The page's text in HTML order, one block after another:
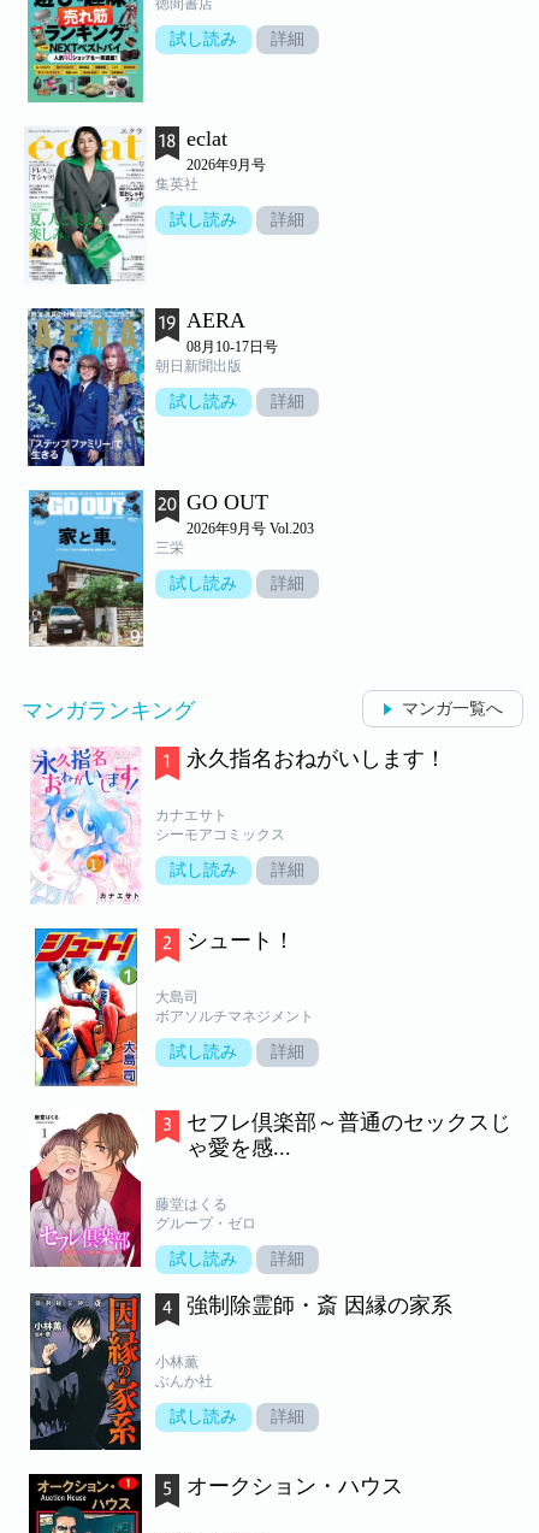
試し読み 詳細
eclat
2026年9月号
集英社
試し読み 詳細
AERA
08月10-17日号
朝日新聞出版
試し読み 詳細
GO OUT
2026年9月号 Vol.203
三栄
試し読み 詳細
マンガランキング マンガ一覧へ
永久指名おねがいします！
カナエサト
シーモアコミックス
試し読み 詳細
シュート！
大島司
ボアソルチマネジメント
試し読み 詳細
セフレ倶楽部～普通のセックスじ
ゃ愛を感...
藤堂はくる
グループ・ゼロ
試し読み 詳細
強制除霊師・斎 因縁の家系
小林薫
ぶんか社
試し読み 詳細
オークション・ハウス